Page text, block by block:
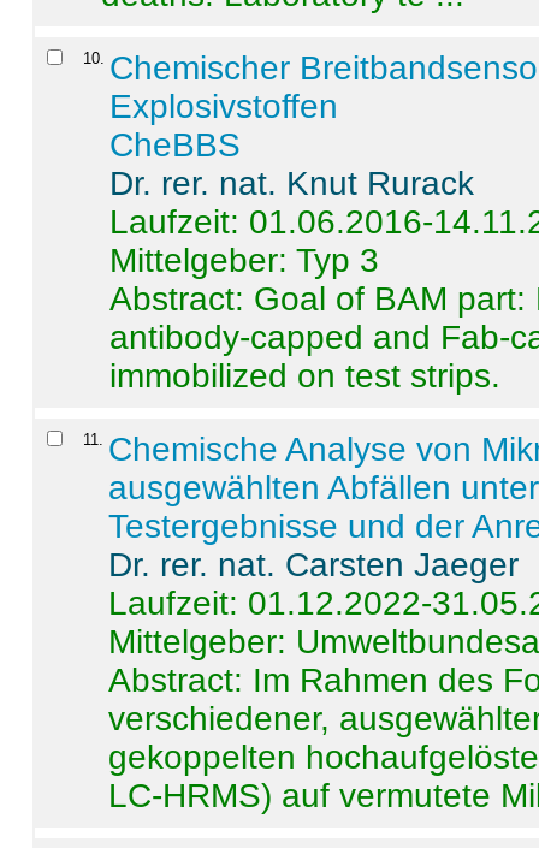
10 Chemischer
Explosivstoffen
CheBBS
Dr. rer. nat. Knut Rurack
Laufzeit: 01.06.2016-
Mittelgeber: Typ 3
Abstract: Goal of BAM
antibody-capped and Fab-
immobilized on test strips.
11
Chemische Analyse von
ausgewählten Abfällen
Testergebnisse und der
Dr. rer. nat. Carsten Jaeger
Laufzeit: 01.12.2022-
Mittelgeber:
Abstract: Im Rahmen des
verschiedener,
gekoppelten
LC-HRMS) auf vermutete